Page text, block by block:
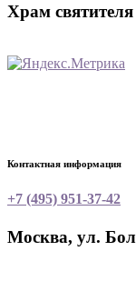
Храм
Контактная информация
+7 (495) 951-37-42
Москва, ул.